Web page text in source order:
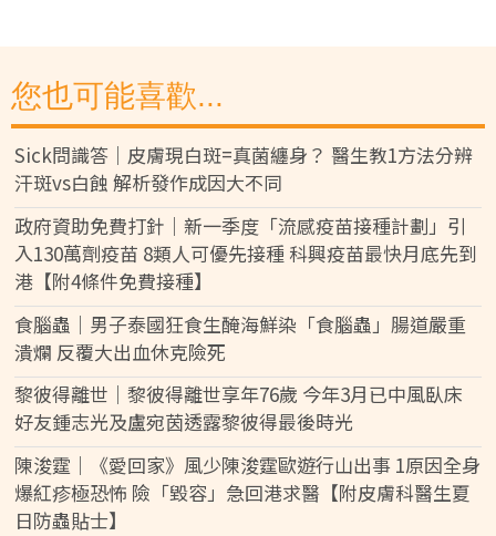
您也可能喜歡...
Sick問識答｜皮膚現白斑=真菌纏身？ 醫生教1方法分辨
汗斑vs白蝕 解析發作成因大不同
政府資助免費打針｜新一季度「流感疫苗接種計劃」引
入130萬劑疫苗 8類人可優先接種 科興疫苗最快月底先到
港【附4條件免費接種】
食腦蟲｜男子泰國狂食生醃海鮮染「食腦蟲」腸道嚴重
潰爛 反覆大出血休克險死
黎彼得離世｜黎彼得離世享年76歲 今年3月已中風臥床
好友鍾志光及盧宛茵透露黎彼得最後時光
陳浚霆｜《愛回家》風少陳浚霆歐遊行山出事 1原因全身
爆紅疹極恐怖 險「毀容」急回港求醫【附皮膚科醫生夏
日防蟲貼士】